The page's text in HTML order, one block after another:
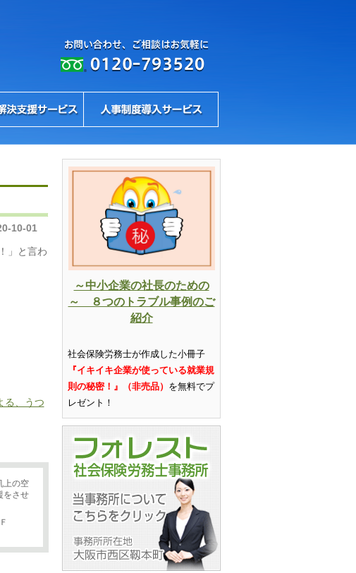
10-01
」と言わ
る、うつ
上の空
をさせ
～中小企業の社長のための
～ ８つのトラブル事例のご
紹介
社会保険労務士が作成した小冊子
『イキイキ企業が使っている就業規
則の秘密！』（非売品） を無料でプ
レゼント ！